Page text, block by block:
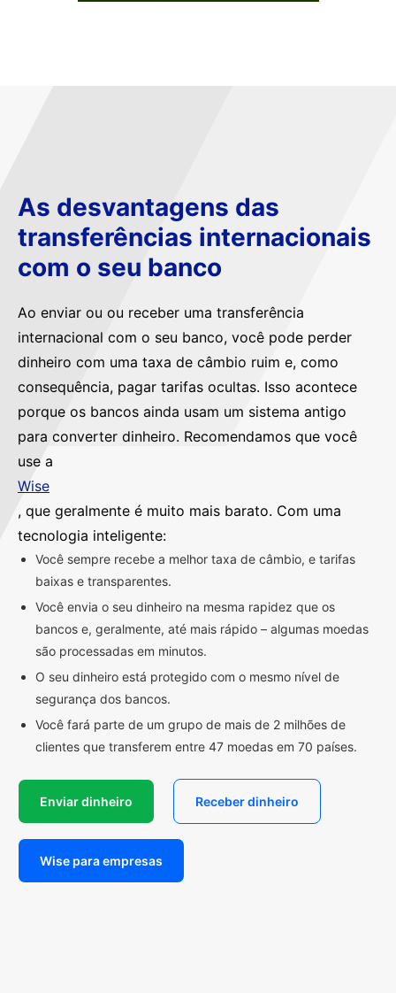
As desvantagens das
transferências internacionais
com o seu banco
Ao enviar ou ou receber uma transferência
internacional com o seu banco, você pode perder
dinheiro com uma taxa de câmbio ruim e, como
consequência, pagar tarifas ocultas. Isso acontece
porque os bancos ainda usam um sistema antigo
para converter dinheiro. Recomendamos que você
use a
Wise
, que geralmente é muito mais barato. Com uma
tecnologia inteligente:
Você sempre recebe a melhor taxa de câmbio, e tarifas
baixas e transparentes.
Você envia o seu dinheiro na mesma rapidez que os
bancos e, geralmente, até mais rápido – algumas moedas
são processadas em minutos.
O seu dinheiro está protegido com o mesmo nível de
segurança dos bancos.
Você fará parte de um grupo de mais de 2 milhões de
clientes que transferem entre 47 moedas em 70 países.
Enviar dinheiro Receber dinheiro
Wise para empresas